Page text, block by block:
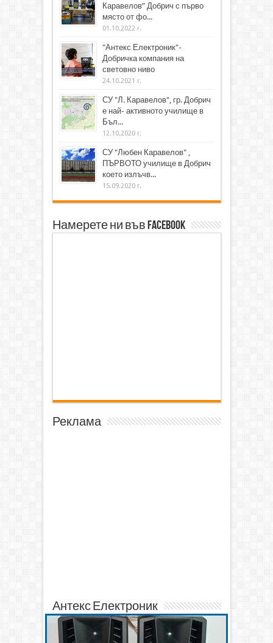
Каравелов” Добрич с първо
място от фо...
01.10.2022 г.
"Антекс Електроник"-
Добричка компания на
световно ниво
24.10.2021 г.
СУ "Л. Каравелов", гр. Добрич
е най- активното училище в
Бъл...
12.10.2020 г.
СУ "Любен Каравелов" ,
ПЪРВОТО училище в Добрич
което излъчв...
15.09.2020 г.
Намерете ни във Facebook
Реклама
Антекс Електроник